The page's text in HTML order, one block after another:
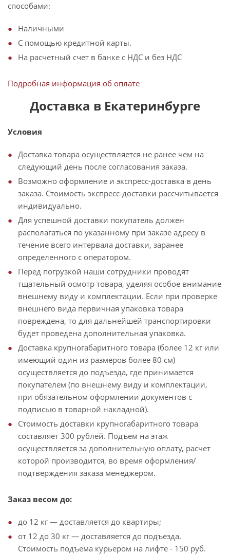
способами:
Наличными
С помощью кредитной карты.
На расчетный счет в банке с НДС и без НДС
Подробная информация об оплате
Доставка в Екатеринбурге
Условия
Доставка товара осуществляется не ранее чем на
следующий день после согласования заказа.
Возможно оформление и экспресс-доставка в день
заказа. Стоимость экспресс-доставки рассчитывается
индивидуально.
Для успешной доставки покупатель должен
располагаться по указанному при заказе адресу в
течение всего интервала доставки, заранее
определенного с оператором.
Перед погрузкой наши сотрудники проводят
тщательный осмотр товара, уделяя особое внимание
внешнему виду и комплектации. Если при проверке
внешнего вида первичная упаковка товара
повреждена, то для дальнейшей транспортировки
будет проведена дополнительная упаковка.
Доставка крупногабаритного товара (более 12 кг или
имеющий один из размеров более 80 см)
осуществляется до подъезда, где принимается
покупателем (по внешнему виду и комплектации,
при обязательном оформлении документов с
подписью в товарной накладной).
Стоимость доставки крупногабаритного товара
составляет 300 рублей. Подъем на этаж
осуществляется за дополнительную оплату, расчет
которой производится, во время оформления/
подтверждения заказа менеджером.
Заказ весом до:
до 12 кг — доставляется до квартиры;
от 12 до 30 кг — доставляется до подъезда.
Стоимость подъема курьером на лифте - 150 руб.